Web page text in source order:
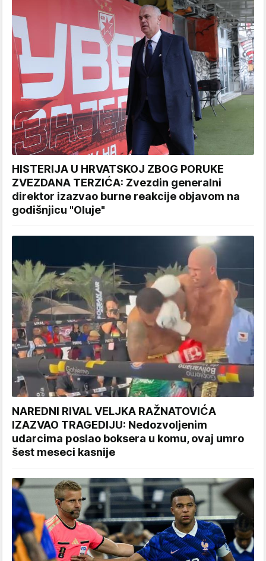
HISTERIJA U HRVATSKOJ ZBOG PORUKE
ZVEZDANA TERZIĆA: Zvezdin generalni
direktor izazvao burne reakcije objavom na
godišnjicu "Oluje"
NAREDNI RIVAL VELJKA RAŽNATOVIĆA
IZAZVAO TRAGEDIJU: Nedozvoljenim
udarcima poslao boksera u komu, ovaj umro
šest meseci kasnije